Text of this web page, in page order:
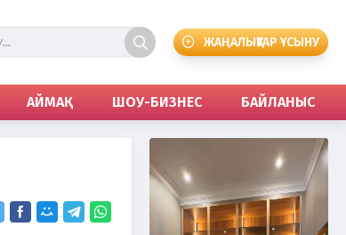
ЖАҢАЛЫҚТАР ҰСЫНУ
АЙМАҚ ШОУ-БИЗНЕС БАЙЛАНЫС